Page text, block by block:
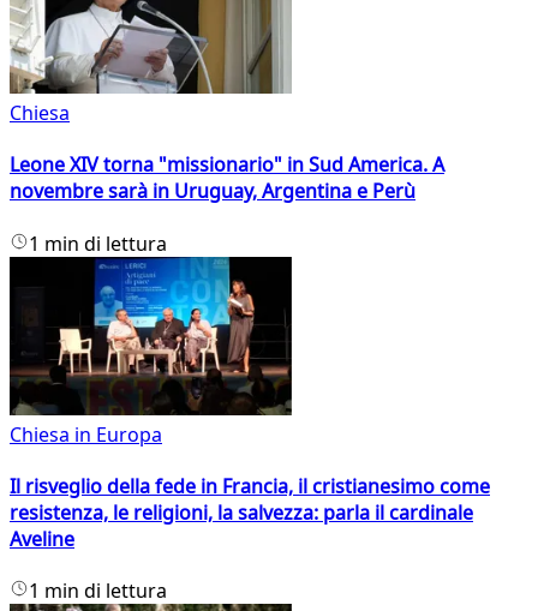
Chiesa
Leone XIV torna "missionario" in Sud America. A
novembre sarà in Uruguay, Argentina e Perù
1 min di lettura
Chiesa in Europa
Il risveglio della fede in Francia, il cristianesimo come
resistenza, le religioni, la salvezza: parla il cardinale
Aveline
1 min di lettura